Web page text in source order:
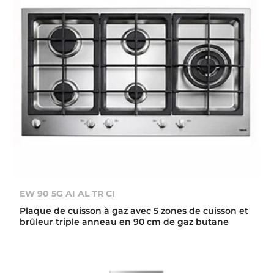
EW 90 5G AI AL TR CI
Plaque de cuisson à gaz avec 5 zones de cuisson et
brûleur triple anneau en 90 cm de gaz butane